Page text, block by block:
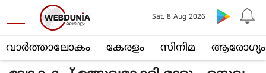
വാര്‍ത്താലോകം കേരളം സിനിമ ആരോഗ്യം
Sat, 8 Aug 2026